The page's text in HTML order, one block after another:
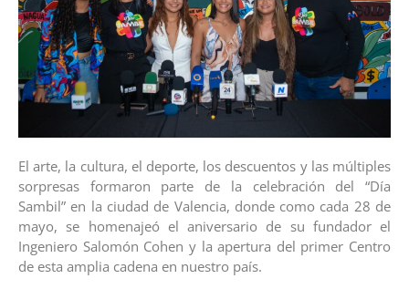
El arte, la cultura, el deporte, los descuentos y las múltiples
sorpresas formaron parte de la celebración del “Día
Sambil” en la ciudad de Valencia, donde como cada 28 de
mayo, se homenajeó el aniversario de su fundador el
Ingeniero Salomón Cohen y la apertura del primer Centro
de esta amplia cadena en nuestro país.